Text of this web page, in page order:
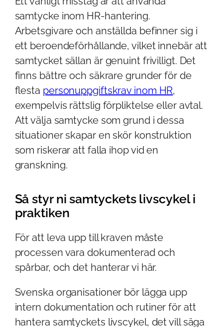
samtycke inom HR-hantering.
Arbetsgivare och anställda befinner sig i
ett beroendeförhållande, vilket innebär att
samtycket sällan är genuint frivilligt. Det
finns bättre och säkrare grunder för de
flesta personuppgiftskrav inom HR,
exempelvis rättslig förpliktelse eller avtal.
Att välja samtycke som grund i dessa
situationer skapar en skör konstruktion
som riskerar att falla ihop vid en
granskning.
Så styr ni samtyckets livscykel i
praktiken
För att leva upp till kraven måste
processen vara dokumenterad och
spårbar, och det hanterar vi här.
Svenska organisationer bör lägga upp
intern dokumentation och rutiner för att
hantera samtyckets livscykel, det vill säga